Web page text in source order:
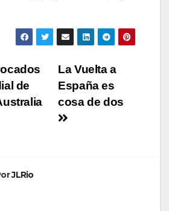
La Vuelta a
España es
cosa de dos
de
JLRio